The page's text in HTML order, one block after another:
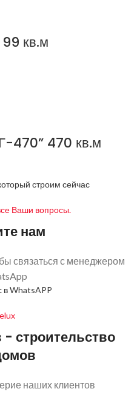
кв.м
470” 470 кв.м
строим сейчас
Ваши вопросы.
нам
связаться с менеджером
в WhatsAPP
строительство
наших клиентов